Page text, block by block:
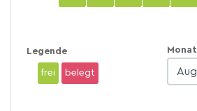
Legende
frei belegt
Monat